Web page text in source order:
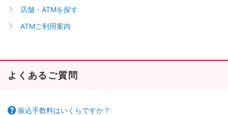
店舗・ATMを探す
ATMご利用案内
よくあるご質問
振込手数料はいくらですか？